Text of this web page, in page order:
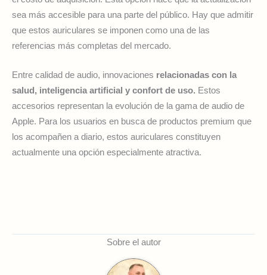
sea más accesible para una parte del público. Hay que admitir
que estos auriculares se imponen como una de las
referencias más completas del mercado.
Entre calidad de audio, innovaciones relacionadas con la
salud, inteligencia artificial y confort de uso. Estos
accesorios representan la evolución de la gama de audio de
Apple. Para los usuarios en busca de productos premium que
los acompañen a diario, estos auriculares constituyen
actualmente una opción especialmente atractiva.
Sobre el autor